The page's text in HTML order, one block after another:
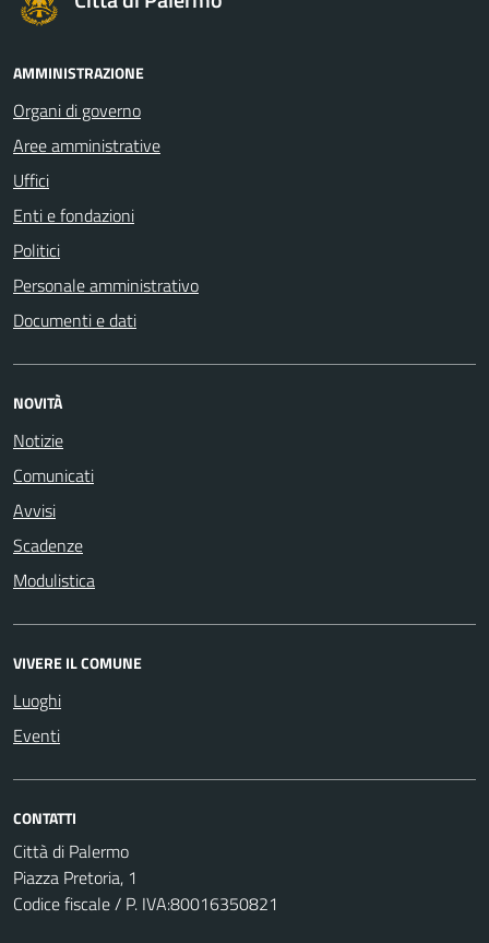
AMMINISTRAZIONE
Organi di governo
Aree amministrative
Uffici
Enti e fondazioni
Politici
Personale amministrativo
Documenti e dati
NOVITÀ
Notizie
Comunicati
Avvisi
Scadenze
Modulistica
VIVERE IL COMUNE
Luoghi
Eventi
CONTATTI
Città di Palermo
Piazza Pretoria, 1
Codice fiscale / P. IVA:80016350821